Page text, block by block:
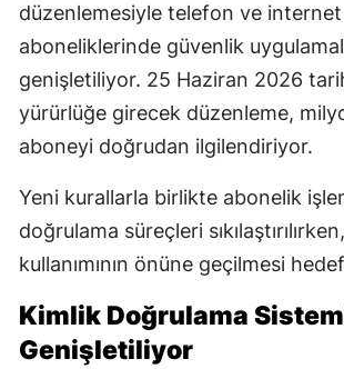
düzenlemesiyle telefon ve internet
aboneliklerinde güvenlik
genişletiliyor. 25 Haziran 2026
yürürlüğe girecek düzenleme,
aboneyi doğrudan ilgilendiriyor.
Yeni kurallarla birlikte abonelik
doğrulama süreçleri
kullanımının önüne geçilmesi
Kimlik Doğrulama
Genişletiliyor